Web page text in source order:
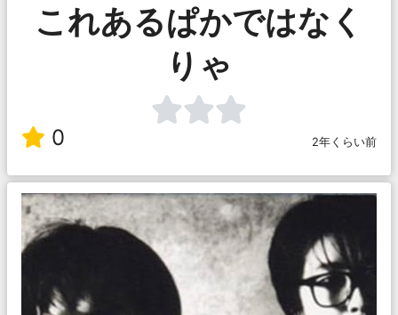
これあるぱかではなく
りゃ
0 2年くらい前